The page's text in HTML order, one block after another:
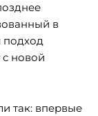
в
подход
с новой
так: впервые